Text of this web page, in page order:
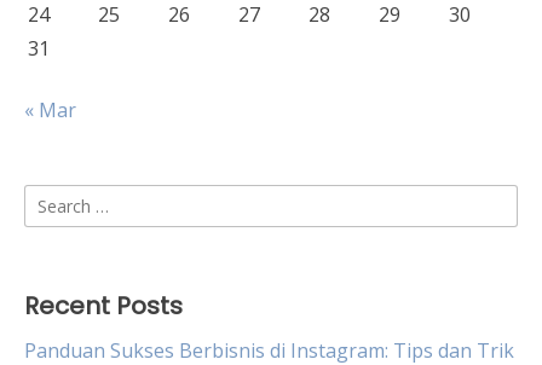
24
25 26 27 28 29
30
31
« Mar
Search
for:
Recent Posts
Panduan Sukses Berbisnis di Instagram: Tips dan Trik